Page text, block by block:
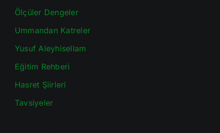
Ölçüler Dengeler
Ummandan Katreler
Yusuf Aleyhisellam
Eğitim Rehberi
Hasret Şiirleri
Tavsiyeler